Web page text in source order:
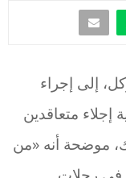
إلى إجراء
متعاقدين
موضحة أنه «من